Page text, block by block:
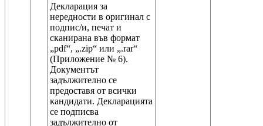
Декларация за
нередности в оригинал с
подпис/и, печат и
сканирана във формат
„pdf“, „.zip“ или „.rar“
(Приложение № 6).
Документът
задължително се
предоставя от всички
кандидати. Декларацията
се подписва
задължително от